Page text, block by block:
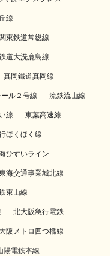
線
関東鉄道常総線
道大洗鹿島線
真岡鐵道真岡線
ル２号線 流鉄流山線
線 東葉高速線
ほくほく線
ひすいライン
海交通事業城北線
東山線
北大阪急行電鉄
大阪メトロ四つ橋線
陽電鉄本線